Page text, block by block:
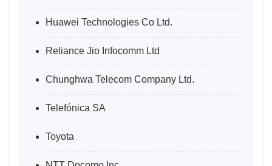
Huawei Technologies Co Ltd.
Reliance Jio Infocomm Ltd
Chunghwa Telecom Company Ltd.
Telefónica SA
Toyota